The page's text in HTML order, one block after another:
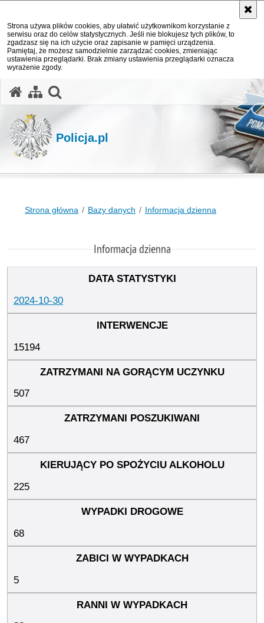
Strona używa plików cookies, aby ułatwić użytkownikom korzystanie z
serwisu oraz do celów statystycznych. Jeśli nie blokujesz tych plików, to
zgadzasz się na ich użycie oraz zapisanie w pamięci urządzenia.
Pamiętaj, że możesz samodzielnie zarządzać cookies, zmieniając
ustawienia przeglądarki. Brak zmiany ustawienia przeglądarki oznacza
wyrażenie zgody.
Policja.pl
Strona główna Bazy danych Informacja dzienna
Informacja dzienna
2024-10-30
15194
507
467
225
68
5